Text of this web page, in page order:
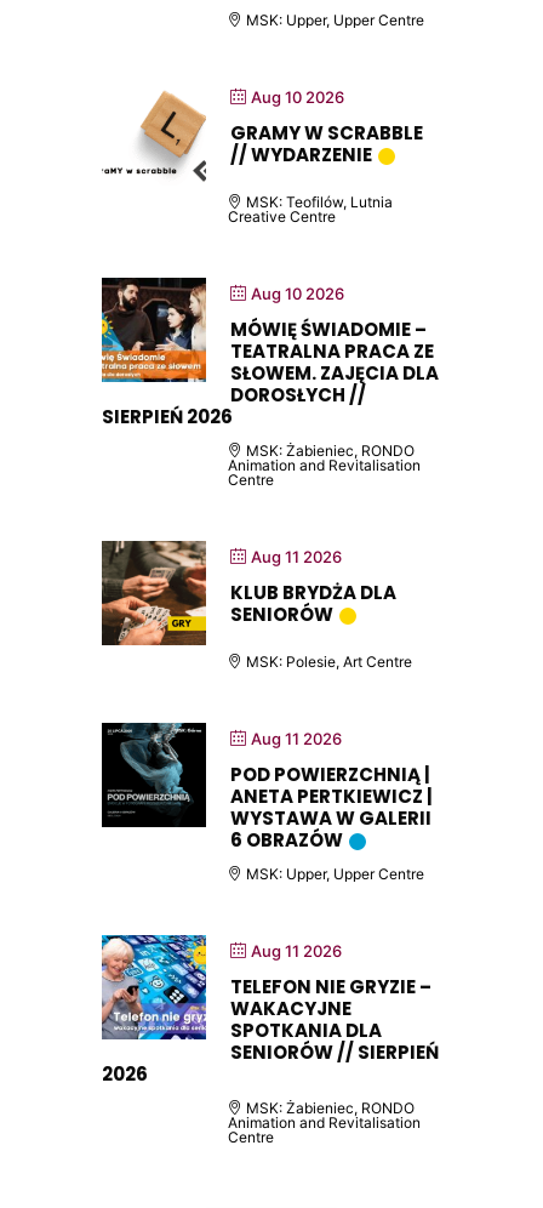
MSK: Upper, Upper Centre
Aug 10 2026
GRAMY W SCRABBLE
// WYDARZENIE
MSK: Teofilów, Lutnia
Creative Centre
Aug 10 2026
MÓWIĘ ŚWIADOMIE –
TEATRALNA PRACA ZE
SŁOWEM. ZAJĘCIA DLA
DOROSŁYCH //
SIERPIEŃ 2026
MSK: Żabieniec, RONDO
Animation and Revitalisation
Centre
Aug 11 2026
KLUB BRYDŻA DLA
SENIORÓW
MSK: Polesie, Art Centre
Aug 11 2026
POD POWIERZCHNIĄ |
ANETA PERTKIEWICZ |
WYSTAWA W GALERII
6 OBRAZÓW
MSK: Upper, Upper Centre
Aug 11 2026
TELEFON NIE GRYZIE –
WAKACYJNE
SPOTKANIA DLA
SENIORÓW // SIERPIEŃ
2026
MSK: Żabieniec, RONDO
Animation and Revitalisation
Centre